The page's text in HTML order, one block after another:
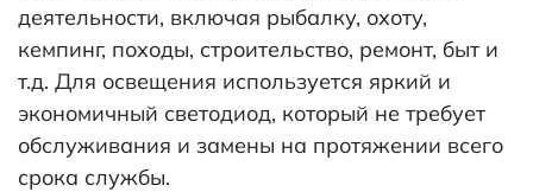
деятельности, включая рыбалку, охоту,
кемпинг, походы, строительство, ремонт, быт и
т.д. Для освещения используется яркий и
экономичный светодиод, который не требует
обслуживания и замены на протяжении всего
срока службы.